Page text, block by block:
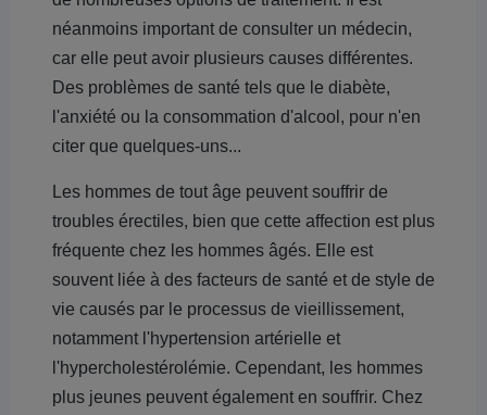
néanmoins important de consulter un médecin,
car elle peut avoir plusieurs causes différentes.
Des problèmes de santé tels que le diabète,
l'anxiété ou la consommation d'alcool, pour n'en
citer que quelques-uns...
Les hommes de tout âge peuvent souffrir de
troubles érectiles, bien que cette affection est plus
fréquente chez les hommes âgés. Elle est
souvent liée à des facteurs de santé et de style de
vie causés par le processus de vieillissement,
notamment l'hypertension artérielle et
l'hypercholestérolémie. Cependant, les hommes
plus jeunes peuvent également en souffrir. Chez